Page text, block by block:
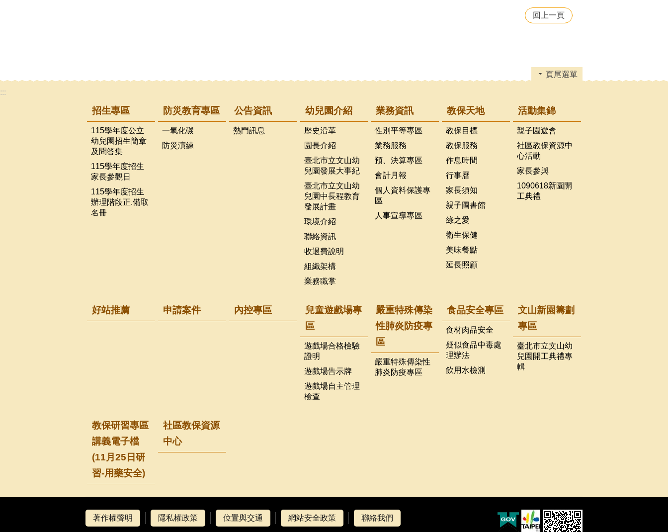
回上一頁
頁尾選單
:::
招生專區
115學年度公立
幼兒園招生簡章
及問答集
115學年度招生
家長參觀日
115學年度招生
辦理階段正.備取
名冊
防災教育專區
一氧化碳
防災演練
公告資訊
熱門訊息
幼兒園介紹
歷史沿革
園長介紹
臺北市立文山幼
兒園發展大事紀
臺北市立文山幼
兒園中長程教育
發展計畫
環境介紹
聯絡資訊
收退費說明
組織架構
業務職掌
業務資訊
性別平等專區
業務服務
預、決算專區
會計月報
個人資料保護專
區
人事宣導專區
教保天地
教保目標
教保服務
作息時間
行事曆
家長須知
親子圖書館
綠之愛
衛生保健
美味餐點
延長照顧
活動集錦
親子園遊會
社區教保資源中
心活動
家長參與
1090618新園開
工典禮
好站推薦 申請案件 內控專區
兒童遊戲場專
區
遊戲場合格檢驗
證明
遊戲場告示牌
遊戲場自主管理
檢查
嚴重特殊傳染
性肺炎防疫專
區
嚴重特殊傳染性
肺炎防疫專區
食品安全專區
食材肉品安全
疑似食品中毒處
理辦法
飲用水檢測
文山新園籌劃
專區
臺北市立文山幼
兒園開工典禮專
輯
教保研習專區
講義電子檔
(11月25日研
習-用藥安全)
社區教保資源
中心
著作權聲明 隱私權政策 位置與交通 網站安全政策 聯絡我們